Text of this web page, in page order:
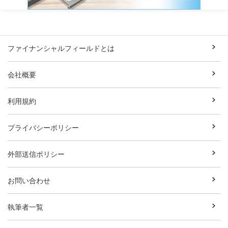
ファイナンシャルフィールドとは
会社概要
利用規約
プライバシーポリシー
外部送信ポリシー
お問い合わせ
執筆者一覧